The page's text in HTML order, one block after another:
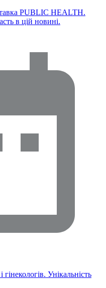
PUBLIC HEALTH.
в цій новині.
гінекологів. Унікальність